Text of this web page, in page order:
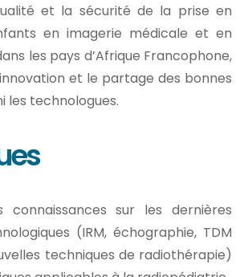
et la sécurité de la prise en
en imagerie médicale et en
les pays d’Afrique Francophone,
et le partage des bonnes
les technologues.
connaissances sur les dernières
(IRM, échographie, TDM
techniques de radiothérapie)